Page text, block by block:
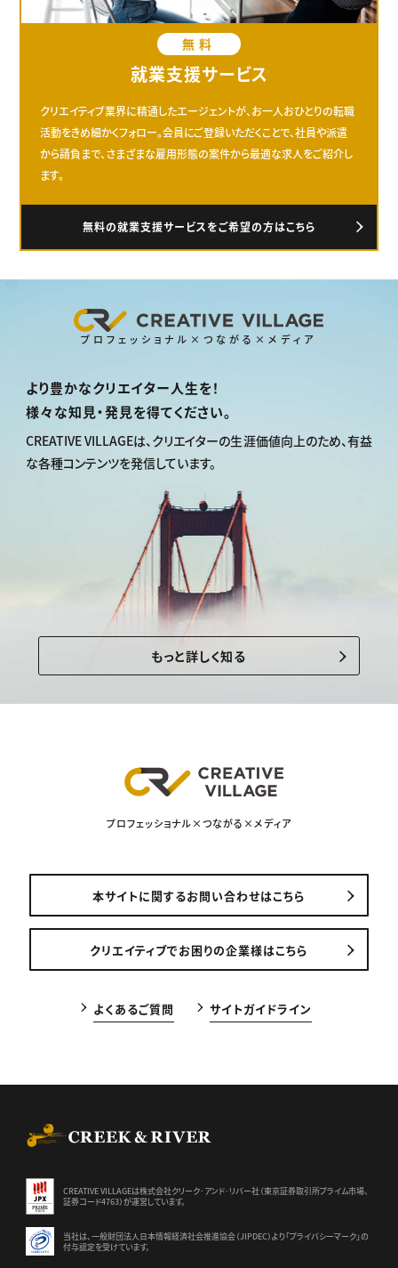
無料
就業支援サービス
クリエイティブ業界に精通したエージェントが、お一人おひとりの転職
活動をきめ細かくフォロー。会員にご登録いただくことで、社員や派遣
から請負まで、さまざまな雇用形態の案件から最適な求人をご紹介し
ます。
無料の就業支援サービスをご希望の方はこちら
プロフェッショナル×つながる×メディア
より豊かなクリエイター人生を！
様々な知見・発見を得てください。
CREATIVE VILLAGEは、クリエイターの生涯価値向上のため、有益
な各種コンテンツを発信しています。
もっと詳しく知る
プロフェッショナル×つながる×メディア
本サイトに関するお問い合わせはこちら
クリエイティブでお困りの企業様はこちら
よくあるご質問 サイトガイドライン
CREATIVE VILLAGEは株式会社クリーク･アンド･リバー社（東京証券取引所プライム市場、
証券コード4763）が運営しています。
当社は、一般財団法人日本情報経済社会推進協会（JIPDEC）より 「プライバシーマーク」の
付与認定を受けています。